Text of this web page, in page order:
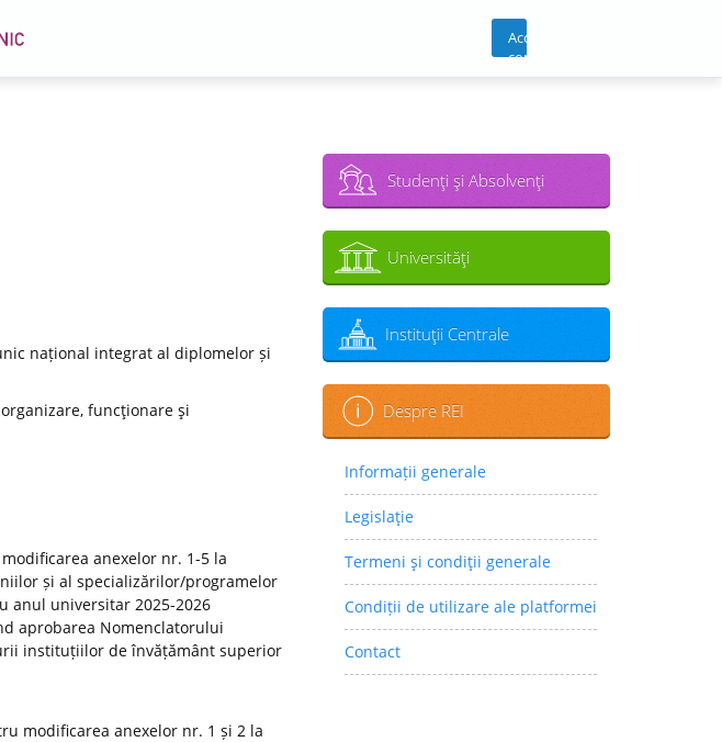
Acces
cont
național integrat al diplomelor și
funcţionare şi
anexelor nr. 1-5 la
și al specializărilor/programelor
universitar 2025-2026
aprobarea Nomenclatorului
instituțiilor de învățământ superior
modificarea anexelor nr. 1 și 2 la
Studenţi şi Absolvenţi
Universităţi
Instituţii Centrale
Despre REI
Informații generale
Legislaţie
Termeni şi condiţii generale
Condiții de utilizare ale platformei
Contact